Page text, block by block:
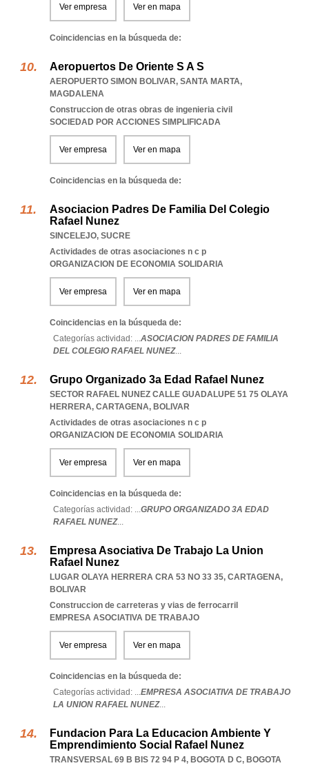
Ver empresa Ver en mapa
Coincidencias en la búsqueda de:
Aeropuertos De Oriente S A S
AEROPUERTO SIMON BOLIVAR, SANTA MARTA,
MAGDALENA
Construccion de otras obras de ingenieria civil
SOCIEDAD POR ACCIONES SIMPLIFICADA
Ver empresa Ver en mapa
Coincidencias en la búsqueda de:
Asociacion Padres De Familia Del Colegio
Rafael Nunez
SINCELEJO, SUCRE
Actividades de otras asociaciones n c p
ORGANIZACION DE ECONOMIA SOLIDARIA
Ver empresa Ver en mapa
Coincidencias en la búsqueda de:
Categorías actividad: ...ASOCIACION PADRES DE FAMILIA
DEL COLEGIO RAFAEL NUNEZ...
Grupo Organizado 3a Edad Rafael Nunez
SECTOR RAFAEL NUNEZ CALLE GUADALUPE 51 75 OLAYA
HERRERA, CARTAGENA, BOLIVAR
Actividades de otras asociaciones n c p
ORGANIZACION DE ECONOMIA SOLIDARIA
Ver empresa Ver en mapa
Coincidencias en la búsqueda de:
Categorías actividad: ...GRUPO ORGANIZADO 3A EDAD
RAFAEL NUNEZ...
Empresa Asociativa De Trabajo La Union
Rafael Nunez
LUGAR OLAYA HERRERA CRA 53 NO 33 35, CARTAGENA,
BOLIVAR
Construccion de carreteras y vias de ferrocarril
EMPRESA ASOCIATIVA DE TRABAJO
Ver empresa Ver en mapa
Coincidencias en la búsqueda de:
Categorías actividad: ...EMPRESA ASOCIATIVA DE TRABAJO
LA UNION RAFAEL NUNEZ...
Fundacion Para La Educacion Ambiente Y
Emprendimiento Social Rafael Nunez
TRANSVERSAL 69 B BIS 72 94 P 4, BOGOTA D C, BOGOTA